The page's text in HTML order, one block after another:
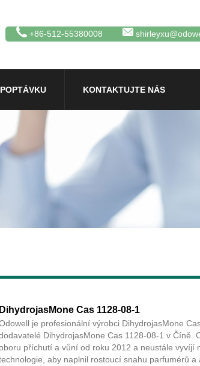
+86-512-55380008
KONTAKTUJTE NÁS
DihydrojasMone Cas 1128-08-1
je profesionální výrobci DihydrojasMone
DihydrojasMone Cas 1128-08-1 v Číně.
příchutí a vůní od roku 2012 a neustále vyvíjí
aby naplnil rostoucí snahu parfumérů a